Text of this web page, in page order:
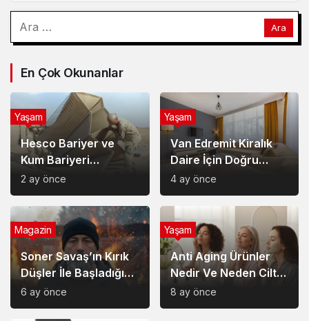
En Çok Okunanlar
Hesco Bariyer ve
Kum Bariyeri
Çözümlerinin
Sağladığı Avantajlar
2 ay önce
Yaşam
Van Edremit Kiralık
Daire İçin Doğru
Semt Nasıl Seçilir?
4 ay önce
Yaşam
Soner Savaş’ın Kırık
Düşler İle Başladığı
Müzik Serüveni
6 ay önce
Magazin
Anti Aging Ürünler
Nedir Ve Neden Cilt
Bakımında Temel Bir
Yerdedir?
8 ay önce
Yaşam